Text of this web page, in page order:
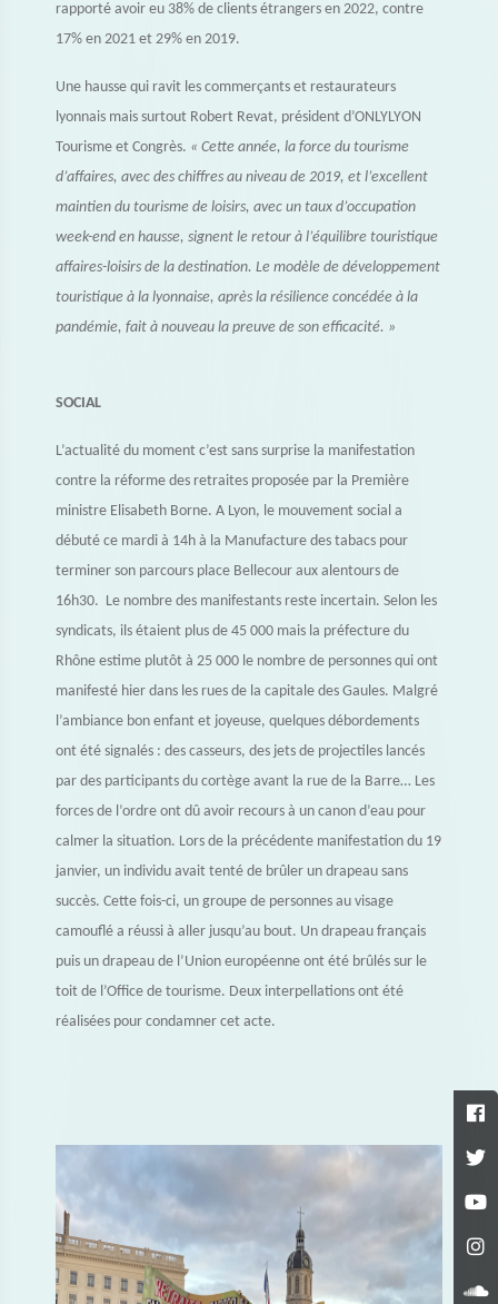
rapporté avoir eu 38% de clients étrangers en 2022, contre
17% en 2021 et 29% en 2019.
Une hausse qui ravit les commerçants et restaurateurs
lyonnais mais surtout Robert Revat, président d’ONLYLYON
Tourisme et Congrès. « Cette année, la force du tourisme
d’affaires, avec des chiffres au niveau de 2019, et l’excellent
maintien du tourisme de loisirs, avec un taux d’occupation
week-end en hausse, signent le retour à l’équilibre touristique
affaires-loisirs de la destination. Le modèle de développement
touristique à la lyonnaise, après la résilience concédée à la
pandémie, fait à nouveau la preuve de son efficacité. »
SOCIAL
L’actualité du moment c’est sans surprise la manifestation
contre la réforme des retraites proposée par la Première
ministre Elisabeth Borne. A Lyon, le mouvement social a
débuté ce mardi à 14h à la Manufacture des tabacs pour
terminer son parcours place Bellecour aux alentours de
16h30. Le nombre des manifestants reste incertain. Selon les
syndicats, ils étaient plus de 45 000 mais la préfecture du
Rhône estime plutôt à 25 000 le nombre de personnes qui ont
manifesté hier dans les rues de la capitale des Gaules. Malgré
l’ambiance bon enfant et joyeuse, quelques débordements
ont été signalés : des casseurs, des jets de projectiles lancés
par des participants du cortège avant la rue de la Barre… Les
forces de l’ordre ont dû avoir recours à un canon d’eau pour
calmer la situation. Lors de la précédente manifestation du 19
janvier, un individu avait tenté de brûler un drapeau sans
succès. Cette fois-ci, un groupe de personnes au visage
camouflé a réussi à aller jusqu’au bout. Un drapeau français
puis un drapeau de l’Union européenne ont été brûlés sur le
toit de l’Office de tourisme. Deux interpellations ont été
réalisées pour condamner cet acte.